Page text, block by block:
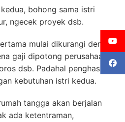
bohong sama istri
ngecek proyek dsb.
mulai dikurangi dengan
gaji dipotong perusahaan,
dsb. Padahal penghasilan
kebutuhan istri kedua.
tangga akan berjalan
ada ketentraman,